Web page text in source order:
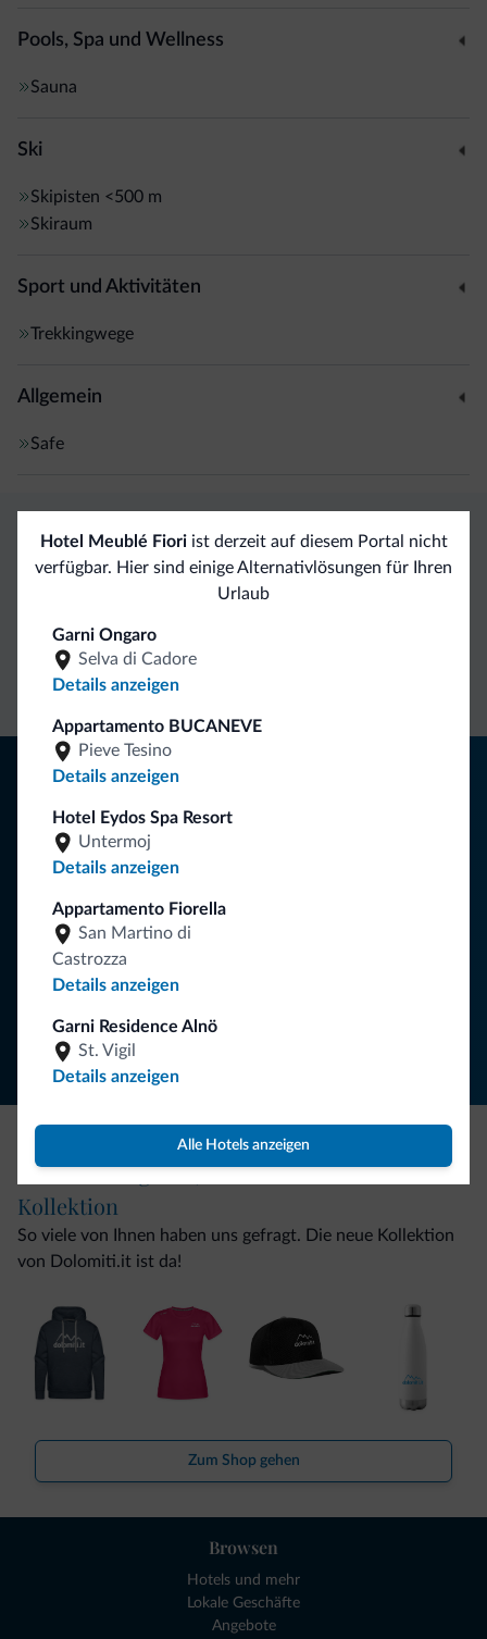
Fahrzeug stellen Sie kostenfrei am Hotel ab. Cortina
Pools, Spa und Wellness
Sauna
Ski
Skipisten <500 m
Skiraum
Sport und Aktivitäten
Trekkingwege
Allgemein
Safe
Hotel Meublé Fioriist derzeit auf diesem Portal nicht
verfügbar. Hier sind einige Alternativlösungen für Ihren
Urlaub
Garni Ongaro
Selva di Cadore
Details anzeigen
Appartamento BUCANEVE
Pieve Tesino
Details anzeigen
Hotel Eydos Spa Resort
Untermoj
Details anzeigen
Appartamento Fiorella
San Martino di
Castrozza
Details anzeigen
Garni Residence Alnö
St. Vigil
Details anzeigen
Alle Hotels anzeigen
Exklusive Vorteile von Dolomiti.it
Kontakt
Preise
Tipps aus den Dolomiten
Sie erhalten Informationen, exklusive Angebote und
Neuigkeiten für Ihren Urlaub in den Dolomiten.
NEWSLETTER ABONNIEREN
Seien Sie originell, entdecken Sie die neue
Kollektion
So viele von Ihnen haben uns gefragt. Die neue Kollektion
von Dolomiti.it ist da!
Zum Shop gehen
Browsen
Hotels und mehr
Lokale Geschäfte
Angebote